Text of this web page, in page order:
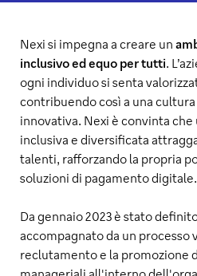
Nexi si impegna a creare un
inclusivo ed equo per tutti.
ogni individuo si senta
contribuendo così a una
innovativa. Nexi è convinta che
inclusiva e diversificata
talenti, rafforzando la propria
soluzioni di pagamento digitale.
Da gennaio 2023 è stato
accompagnato da un processo
reclutamento e la promozione